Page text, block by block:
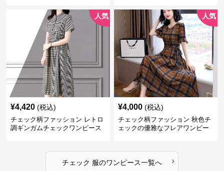
人気
¥4,420 (税込)
チェック柄ファッション レトロ
調ギンガムチェックワンピース
人気
¥4,000 (税込)
チェック柄ファッション 秋色チ
ェックの優雅なフレアワンピー
チェック 服のワンピース一覧へ ›